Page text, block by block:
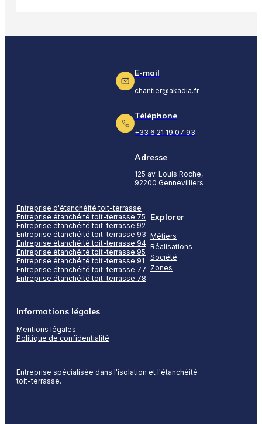
E-mail
chantier@akadia.fr
Téléphone
+33 6 21 19 07 93
Adresse
125 av. Louis Roche,
92200 Gennevilliers
Entreprise spécialisée dans l'isolation et l'étanchéité
toit-terrasse.
Entreprise d'étanchéité toit-terrasse
Entreprise étanchéité toit-terrasse 75
Entreprise étanchéité toit-terrasse 92
Entreprise étanchéité toit-terrasse 93
Entreprise étanchéité toit-terrasse 94
Entreprise étanchéité toit-terrasse 95
Entreprise étanchéité toit-terrasse 91
Entreprise étanchéité toit-terrasse 77
Entreprise étanchéité toit-terrasse 78
Explorer
Métiers
Réalisations
Société
Zones
Informations légales
Mentions légales
Politique de confidentialité